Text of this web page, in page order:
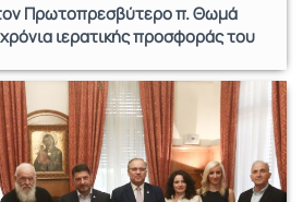
Πρωτοπρεσβύτερο π. Θωμά
ιερατικής προσφοράς του